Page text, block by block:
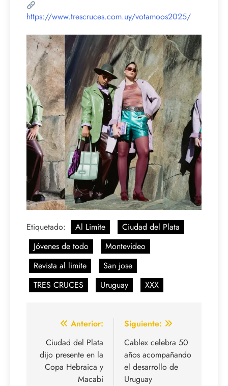
https://www.trescruces.com.uy/votamoos2025/
Etiquetado: Al Limite
Ciudad del Plata
Jóvenes de todo
Montevideo
Revista al limite
San jose
TRES CRUCES
Uruguay XXX
Navegación
de
entradas
Anterior:
Ciudad del Plata
dijo presente en la
Copa Hebraica y
Macabi
Siguiente:
Cablex celebra 50
años acompañando
el desarrollo de
Uruguay